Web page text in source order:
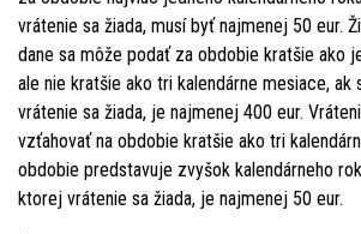
vrátenie sa žiada, musí byť najmenej 50 eur.
dane sa môže podať za obdobie kratšie ako
ale nie kratšie ako tri kalendárne mesiace, ak
vrátenie sa žiada, je najmenej 400 eur.
vzťahovať na obdobie kratšie ako tri
obdobie predstavuje zvyšok kalendárneho
ktorej vrátenie sa žiada, je najmenej 50 eur.